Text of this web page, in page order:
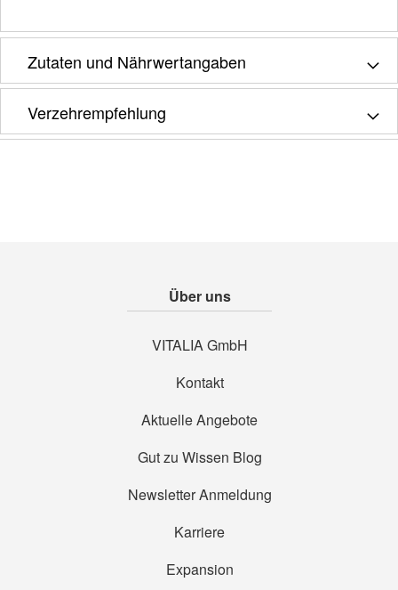
Zutaten und Nährwertangaben
Verzehrempfehlung
Über uns
VITALIA GmbH
Kontakt
Aktuelle Angebote
Gut zu Wissen Blog
Newsletter Anmeldung
Karriere
Expansion